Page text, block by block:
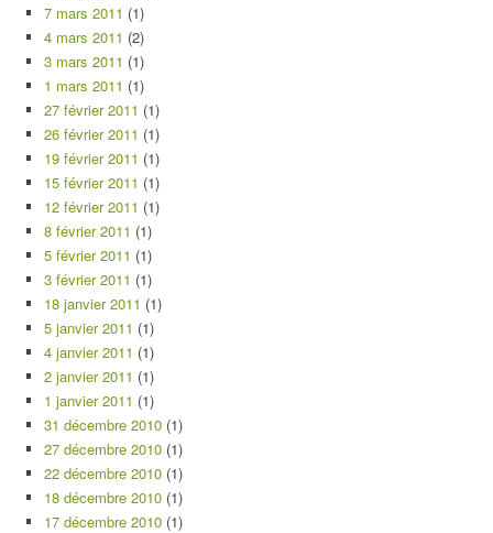
7 mars 2011 (1)
4 mars 2011 (2)
3 mars 2011 (1)
1 mars 2011 (1)
27 février 2011 (1)
26 février 2011 (1)
19 février 2011 (1)
15 février 2011 (1)
12 février 2011 (1)
8 février 2011 (1)
5 février 2011 (1)
3 février 2011 (1)
18 janvier 2011 (1)
5 janvier 2011 (1)
4 janvier 2011 (1)
2 janvier 2011 (1)
1 janvier 2011 (1)
31 décembre 2010 (1)
27 décembre 2010 (1)
22 décembre 2010 (1)
18 décembre 2010 (1)
17 décembre 2010 (1)